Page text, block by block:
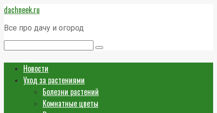
Перейти
к
контенту
dachneek.ru
Все про дачу и огород
Новости
Уход за растениями
Болезни растений
Комнатные цветы